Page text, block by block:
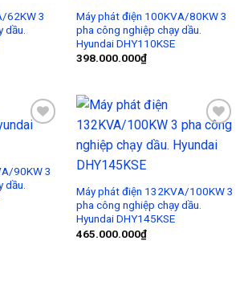
62KW 3
dầu.
Máy phát điện 100KVA/80KW 3
pha công nghiệp chạy dầu.
Hyundai DHY110KSE
398.000.000₫
90KW 3
dầu.
Wishlist
Máy phát điện 132KVA/100KW 3
pha công nghiệp chạy dầu.
Hyundai DHY145KSE
465.000.000₫